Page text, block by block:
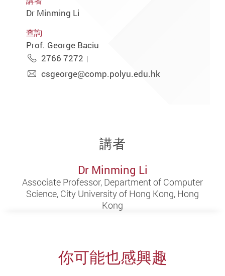
Dr Minming Li
查詢
Prof. George Baciu
2766 7272
csgeorge@comp.polyu.edu.hk
講者
Dr Minming Li
Associate Professor, Department of Computer
Science, City University of Hong Kong, Hong
Kong
你可能也感興趣